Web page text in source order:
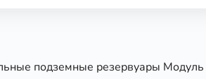
подземные резервуары